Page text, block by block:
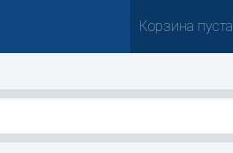
Корзина пуста